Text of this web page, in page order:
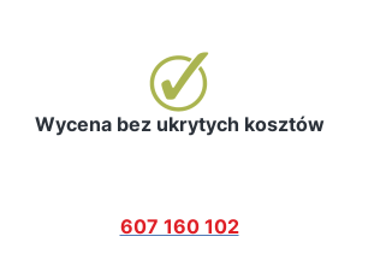
Wycena bez ukrytych kosztów
607 160 102